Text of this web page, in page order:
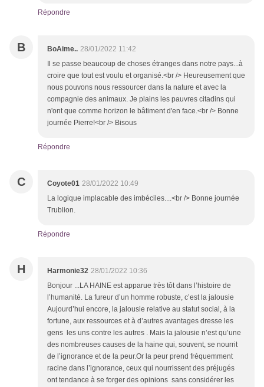
Répondre
B BoAime.. 28/01/2022 11:42
Il se passe beaucoup de choses étranges dans notre pays...à
croire que tout est voulu et organisé.<br /> Heureusement que
nous pouvons nous ressourcer dans la nature et avec la
compagnie des animaux. Je plains les pauvres citadins qui
n'ont que comme horizon le bâtiment d'en face.<br /> Bonne
journée Pierre!<br /> Bisous
Répondre
C Coyote01 28/01/2022 10:49
La logique implacable des imbéciles....<br /> Bonne journée
Trublion.
Répondre
H Harmonie32 28/01/2022 10:36
Bonjour ...LA HAINE est apparue très tôt dans l’histoire de
l’humanité. La fureur d’un homme robuste, c’est la jalousie
Aujourd’hui encore, la jalousie relative au statut social, à la
fortune, aux ressources et à d’autres avantages dresse les
gens les uns contre les autres . Mais la jalousie n’est qu’une
des nombreuses causes de la haine qui, souvent, se nourrit
de l’ignorance et de la peur.Or la peur prend fréquemment
racine dans l’ignorance, ceux qui nourrissent des préjugés
ont tendance à se forger des opinions sans considérer les